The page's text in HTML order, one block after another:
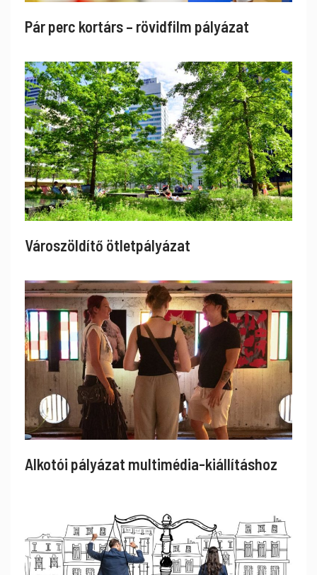
Pár perc kortárs – rövidfilm pályázat
Városzöldítő ötletpályázat
Alkotói pályázat multimédia-kiállításhoz